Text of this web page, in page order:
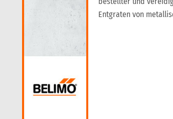
Entgraten von